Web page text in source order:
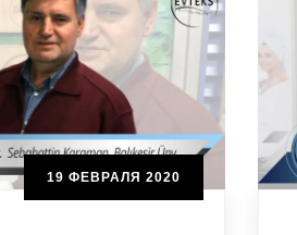
19 ФЕВРАЛЯ 2020